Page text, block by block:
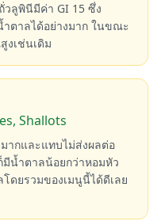
วลูพินีมีค่า GI 15 ซึ่ง
ตาลได้อย่างมาก ในขณะ
งเช่นเดิม
Shallots
ากและแทบไม่ส่งผลต่อ
น้ำตาลน้อยกว่าหอมหัว
ยรวมของเมนูนี้ได้ดีเลย